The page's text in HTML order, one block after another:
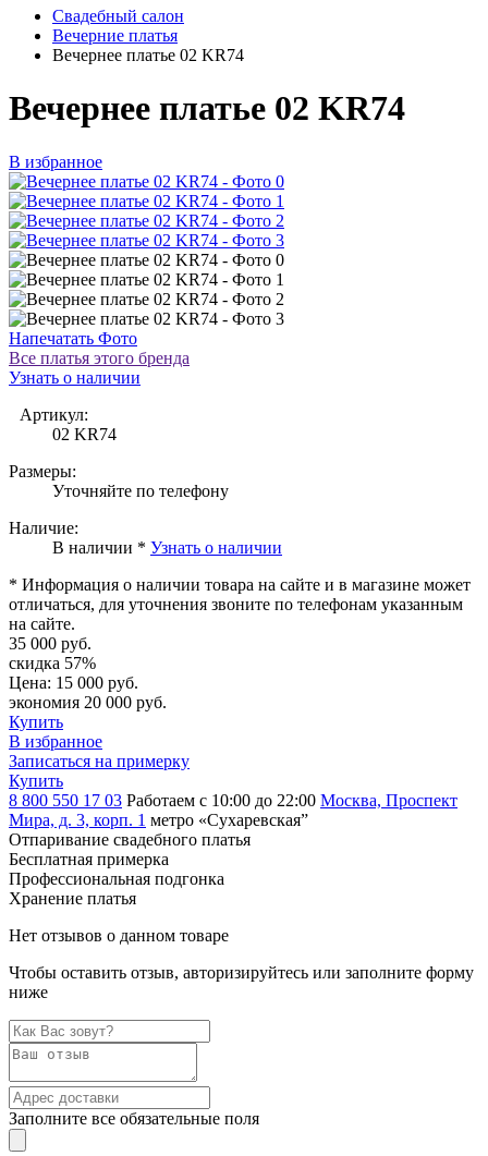
Свадебный салон
Вечерние платья
Вечернее платье 02 KR74
Вечернее платье 02 KR74
В избранное
Напечатать Фото
Все платья этого бренда
Узнать о наличии
Артикул:
02 KR74
Размеры:
Уточняйте по телефону
Наличие:
В наличии * Узнать о наличии
* Информация о наличии товара на сайте и в магазине может
отличаться, для уточнения звоните по телефонам указанным
на сайте.
35 000 руб.
скидка 57%
Цена: 15 000 руб.
экономия 20 000 руб.
Купить
В избранное
Записаться на примерку
Купить
8 800 550 17 03 Работаем с 10:00 до 22:00 Москва, Проспект
Мира, д. 3, корп. 1 метро «Сухаревская”
Отпаривание свадебного платья
Бесплатная примерка
Профессиональная подгонка
Хранение платья
Нет отзывов о данном товаре
Чтобы оставить отзыв, авторизируйтесь или заполните форму
ниже
Заполните все обязательные поля